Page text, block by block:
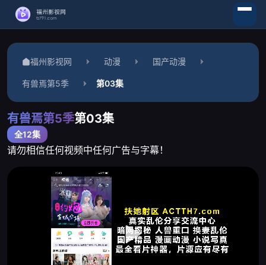
福州影视网 动漫 国产动漫
有兽焉第5季 第03集
有兽焉第5季第03集
全12集
请勿相信任何视频中任何广告与字幕！